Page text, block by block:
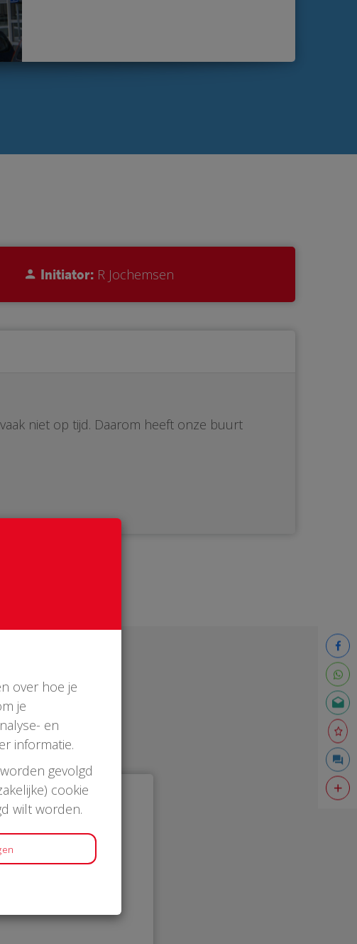
Initiator: R Jochemsen
niet op tijd. Daarom heeft onze buurt
over hoe je
je
en
informatie.
gevolgd
cookie
wilt worden.